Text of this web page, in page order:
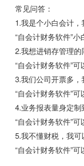
常见问答：
1.我是个小白会计
“自会计财务软件”
2.我想进销存管理
“自会计财务软件”可
3.我们公司开票多
“自会计财务软件”
4.业务报表量身定
“自会计财务软件”
5.我不懂财税，我
“自会计财务软件”